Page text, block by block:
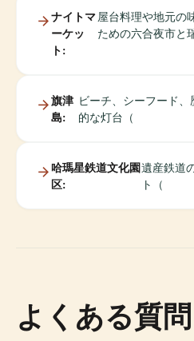
ナイトマ
ーケッ
ト:
屋台料理や地元の
ための六合夜市と
旗津
島:
ビーチ、シーフード、
的な灯台（
哈瑪星鉄道文化園
区:
遺産鉄道
ト（
よくある質